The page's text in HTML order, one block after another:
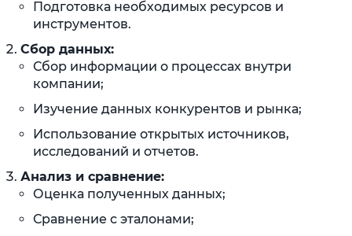
Подготовка необходимых ресурсов и
инструментов.
Сбор данных:
Сбор информации о процессах внутри
компании;
Изучение данных конкурентов и рынка;
Использование открытых источников,
исследований и отчетов.
Анализ и сравнение:
Оценка полученных данных;
Сравнение с эталонами;